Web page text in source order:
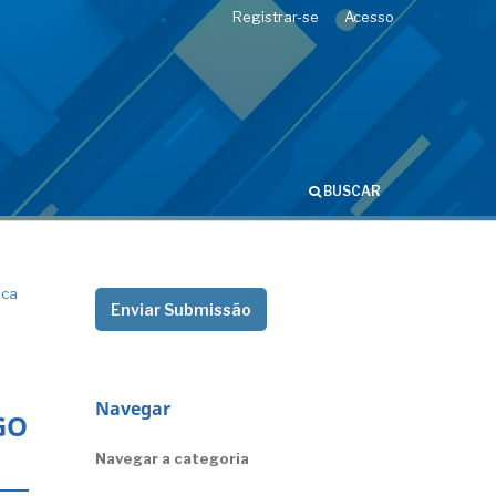
BUSCAR
Registrar-se Acesso
Enviar Submissão
Navegar
Navegar a categoria